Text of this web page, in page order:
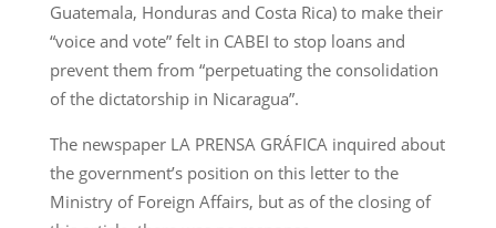
Guatemala, Honduras and Costa Rica) to make their
“voice and vote” felt in CABEI to stop loans and
prevent them from “perpetuating the consolidation
of the dictatorship in Nicaragua”.
The newspaper LA PRENSA GRÁFICA inquired about
the government’s position on this letter to the
Ministry of Foreign Affairs, but as of the closing of